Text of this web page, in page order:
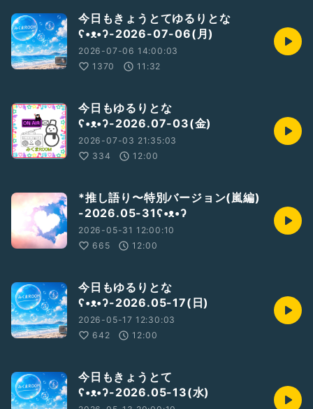
#聴くだけ歓迎
#お便り大歓迎
#お便り募集中
#お便りお待ちしてます
#楽しくワイワイしたい
今日もきょうとてゆるりとな
ʕ•ᴥ•ʔ-2026-07-06(月)
2026-07-06 14:00:03
1370
11:32
今日もゆるりとな
ʕ•ᴥ•ʔ-2026.07-03(金)
2026-07-03 21:35:03
334
12:00
*推し語り〜特別バージョン(嵐編)
-2026.05-31ʕ•ᴥ•ʔ
2026-05-31 12:00:10
665
12:00
今日もゆるりとな
ʕ•ᴥ•ʔ-2026.05-17(日)
2026-05-17 12:30:03
642
12:00
今日もきょうとて
ʕ•ᴥ•ʔ-2026.05-13(水)